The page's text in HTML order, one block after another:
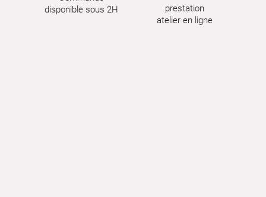
disponible sous 2H
prestation
atelier en ligne